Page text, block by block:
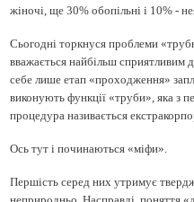
жіночі, ще 30% обопільні і 10% -
Сьогодні торкнуся проблеми
вважається найбільш сприятливим
себе лише етап «проходження»
виконують функції «труби», яка з
процедура називається
Ось тут і починаються «міфи».
Першість серед них утримує